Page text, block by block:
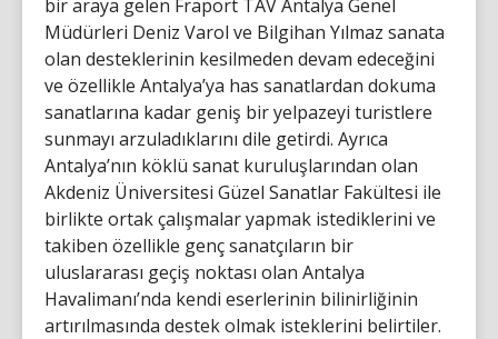
bir araya gelen Fraport TAV Antalya Genel
Müdürleri Deniz Varol ve Bilgihan Yılmaz sanata
olan desteklerinin kesilmeden devam edeceğini
ve özellikle Antalya’ya has sanatlardan dokuma
sanatlarına kadar geniş bir yelpazeyi turistlere
sunmayı arzuladıklarını dile getirdi. Ayrıca
Antalya’nın köklü sanat kuruluşlarından olan
Akdeniz Üniversitesi Güzel Sanatlar Fakültesi ile
birlikte ortak çalışmalar yapmak istediklerini ve
takiben özellikle genç sanatçıların bir
uluslararası geçiş noktası olan Antalya
Havalimanı’nda kendi eserlerinin bilinirliğinin
artırılmasında destek olmak isteklerini belirtiler.